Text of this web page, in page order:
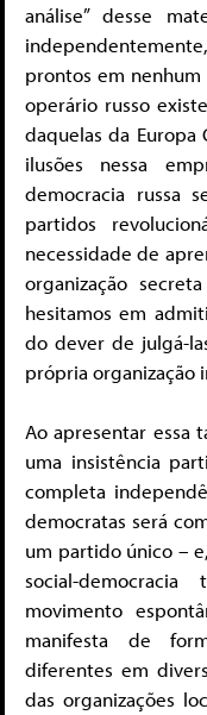
análise” desse
prontos em
operário russo
daquelas da
ilusões nessa
democracia russa
partidos
necessidade de
organização
hesitamos em
do dever de julgá-
própria organização
Ao apresentar essa
uma insistência
completa
democratas será
um partido único –
social-
movimento
manifesta de
diferentes em
das organizações